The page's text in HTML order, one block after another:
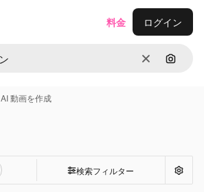
消去 画像で
料金 ログイン
AI 動画を作成
検索フィルター